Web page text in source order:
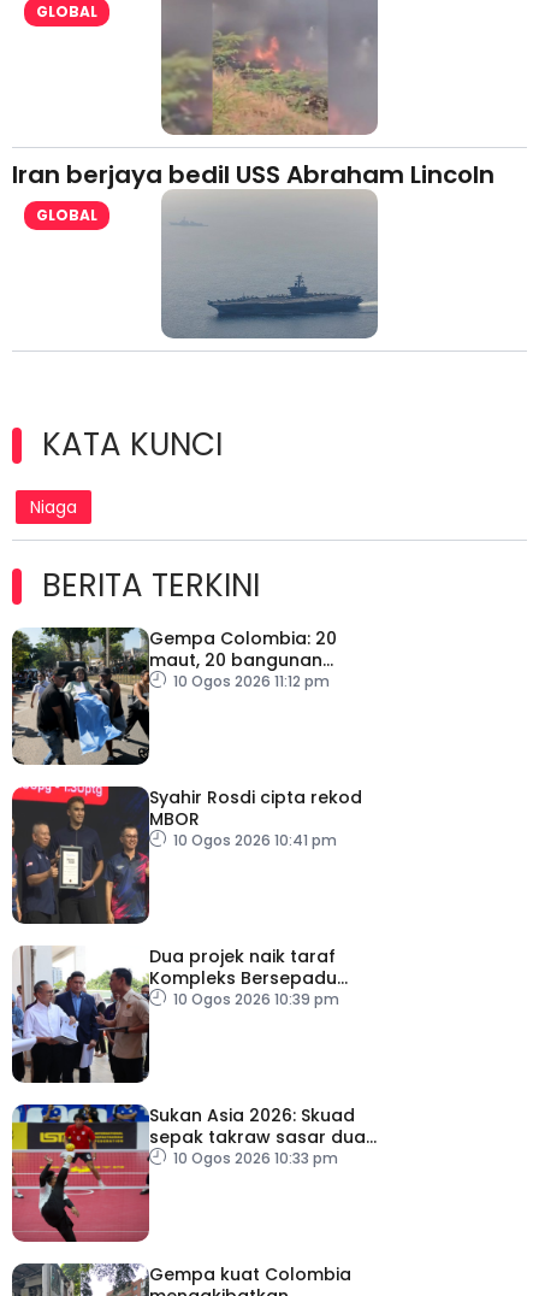
GLOBAL
Iran berjaya bedil USS Abraham Lincoln
GLOBAL
KATA KUNCI
Niaga
BERITA TERKINI
Gempa Colombia: 20
maut, 20 bangunan
runtuh
10 Ogos 2026 11:12 pm
Syahir Rosdi cipta rekod
MBOR
10 Ogos 2026 10:41 pm
Dua projek naik taraf
Kompleks Bersepadu
Penyiaran Sabah, siap
10 Ogos 2026 10:39 pm
Sukan Asia 2026: Skuad
sepak takraw sasar dua
emas10 Ogos 2026 10:33 pm
Gempa kuat Colombia